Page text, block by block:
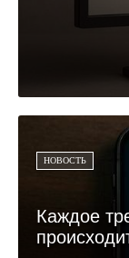
НОВОСТЬ
Каждое